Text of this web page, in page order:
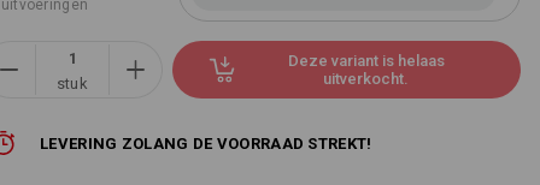
stuk
Deze variant is helaas
uitverkocht.
LEVERING ZOLANG DE VOORRAAD STREKT!